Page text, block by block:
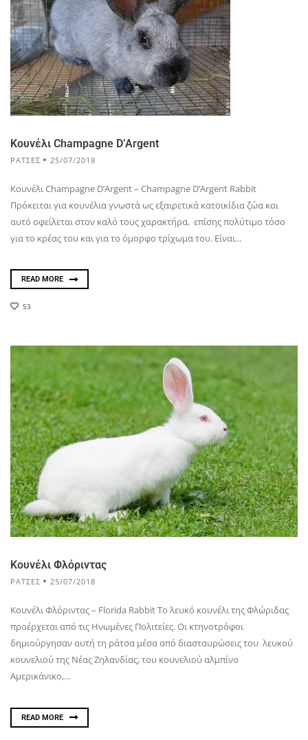
Κουνέλι Champagne D’Argent
ΡΆΤΣΕΣ 25/07/2018
Κουνέλι Champagne D’Argent – Champagne D’Argent Rabbit
Πρόκειται για κουνέλια γνωστά ως εξαιρετικά κατοικίδια ζώα και
αυτό οφείλεται στον καλό τους χαρακτήρα, επίσης πολύτιμο τόσο
για το κρέας του και για το όμορφο τρίχωμα του. Είναι...
READ MORE
53
Κουνέλι Φλόριντας
ΡΆΤΣΕΣ 25/07/2018
Κουνέλι Φλόριντας – Florida Rabbit Το λευκό κουνέλι της Φλώριδας
προέρχεται από τις Ηνωμένες Πολιτείες. Οι κτηνοτρόφοι
δημιούργησαν αυτή τη ράτσα μέσα από διασταυρώσεις του λευκού
κουνελιού της Νέας Ζηλανδίας, του κουνελιού αλμπίνο
Αμερικάνικο,...
READ MORE